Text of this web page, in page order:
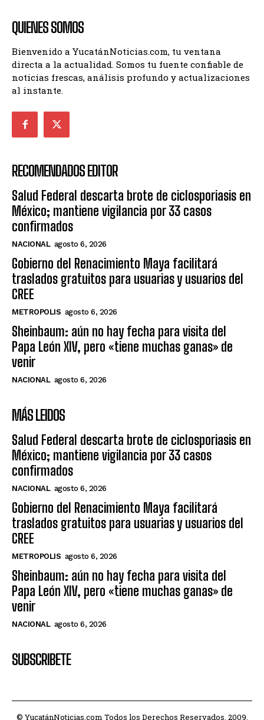
QUIENES SOMOS
Bienvenido a YucatánNoticias.com, tu ventana
directa a la actualidad. Somos tu fuente confiable de
noticias frescas, análisis profundo y actualizaciones
al instante.
RECOMENDADOS EDITOR
Salud Federal descarta brote de ciclosporiasis en
México; mantiene vigilancia por 33 casos
confirmados
NACIONAL agosto 6, 2026
Gobierno del Renacimiento Maya facilitará
traslados gratuitos para usuarias y usuarios del
CREE
METROPOLIS agosto 6, 2026
Sheinbaum: aún no hay fecha para visita del
Papa León XIV, pero «tiene muchas ganas» de
venir
NACIONAL agosto 6, 2026
MÁS LEIDOS
Salud Federal descarta brote de ciclosporiasis en
México; mantiene vigilancia por 33 casos
confirmados
NACIONAL agosto 6, 2026
Gobierno del Renacimiento Maya facilitará
traslados gratuitos para usuarias y usuarios del
CREE
METROPOLIS agosto 6, 2026
Sheinbaum: aún no hay fecha para visita del
Papa León XIV, pero «tiene muchas ganas» de
venir
NACIONAL agosto 6, 2026
SUBSCRIBETE
© YucatánNoticias.com Todos los Derechos Reservados. 2009.